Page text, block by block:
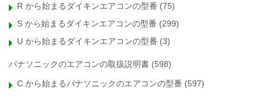
R から始まるダイキンエアコンの型番 (75)
S から始まるダイキンエアコンの型番 (299)
U から始まるダイキンエアコンの型番 (3)
パナソニックのエアコンの取扱説明書 (598)
C から始まるパナソニックのエアコンの型番 (597)